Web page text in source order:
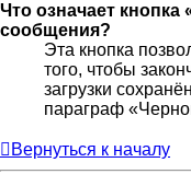
Что означает
сообщения?
Эта кнопка
того, чтобы
загрузки
параграф
Вернуться к началу